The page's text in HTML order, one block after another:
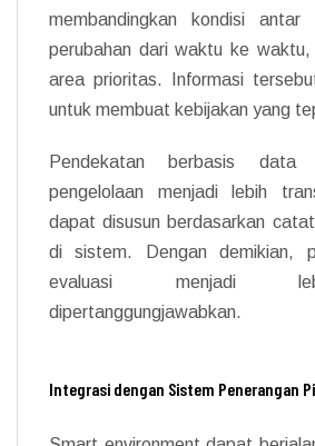
membandingkan kondisi antar
perubahan dari waktu ke waktu,
area prioritas. Informasi
untuk membuat kebijakan yang
Pendekatan berbasis data
pengelolaan menjadi lebih
dapat disusun berdasarkan
di sistem. Dengan demikian,
evaluasi menjadi
dipertanggungjawabkan.
Integrasi dengan Sistem Penerangan